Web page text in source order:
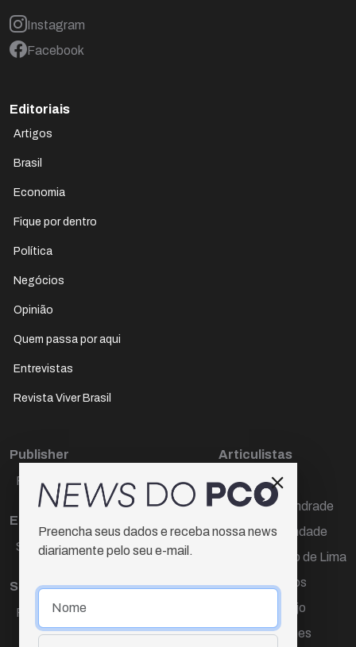
Instagram
Facebook
Editoriais
Artigos
Brasil
Economia
Fique por dentro
Política
Negócios
Opinião
Quem passa por aqui
Entrevistas
Revista Viver Brasil
Publisher
Paulo Cesar de Oliveira
Editora Chefe
Sueli Cotta
Sub-editora
Raquel Ayres
Articulistas
Décio Freire
Dr Marcos Andrade
Hamilton Trindade
Igor Carvalho de Lima
Mario Campos
Renata Araújo
Wagner Gomes
Preencha seus dados e receba nossa news
diariamente pelo seu e-mail.